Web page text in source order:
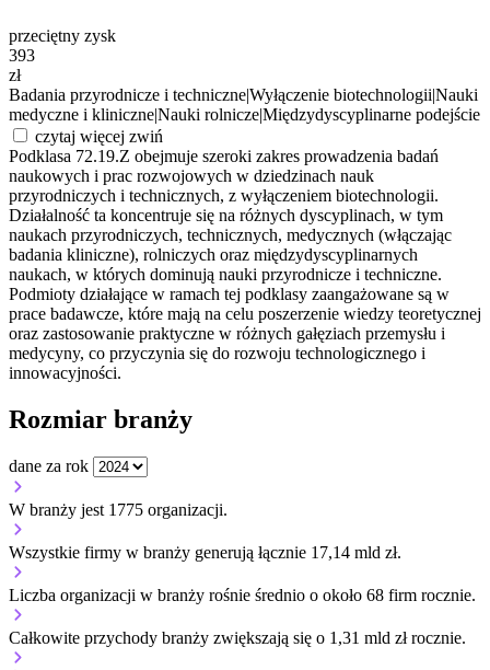
przeciętny zysk
393
zł
Badania przyrodnicze i techniczneWyłączenie biotechnologiiNauki
medyczne i kliniczneNauki rolniczeMiędzydyscyplinarne podejście
czytaj więcej zwiń
Podklasa 72.19.Z obejmuje szeroki zakres prowadzenia badań
naukowych i prac rozwojowych w dziedzinach nauk
przyrodniczych i technicznych, z wyłączeniem biotechnologii.
Działalność ta koncentruje się na różnych dyscyplinach, w tym
naukach przyrodniczych, technicznych, medycznych (włączając
badania kliniczne), rolniczych oraz międzydyscyplinarnych
naukach, w których dominują nauki przyrodnicze i techniczne.
Podmioty działające w ramach tej podklasy zaangażowane są w
prace badawcze, które mają na celu poszerzenie wiedzy teoretycznej
oraz zastosowanie praktyczne w różnych gałęziach przemysłu i
medycyny, co przyczynia się do rozwoju technologicznego i
innowacyjności.
Rozmiar branży
dane za rok
W branży jest 1775 organizacji.
Wszystkie firmy w branży generują łącznie 17,14 mld zł.
Liczba organizacji w branży rośnie średnio o około 68 firm rocznie.
Całkowite przychody branży zwiększają się o 1,31 mld zł rocznie.